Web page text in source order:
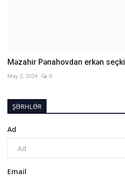
Məzahir Pənahovdan erkən seçki
May 2, 2024 0
ŞƏRHLƏR
Ad
Email